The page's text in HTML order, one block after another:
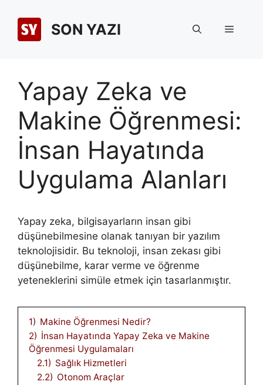
SON YAZI Menü
Yapay Zeka ve
Makine Öğrenmesi:
İnsan Hayatında
Uygulama Alanları
Yapay zeka, bilgisayarların insan gibi
düşünebilmesine olanak tanıyan bir yazılım
teknolojisidir. Bu teknoloji, insan zekası gibi
düşünebilme, karar verme ve öğrenme
yeteneklerini simüle etmek için tasarlanmıştır.
1) Makine Öğrenmesi Nedir?
2) İnsan Hayatında Yapay Zeka ve Makine
Öğrenmesi Uygulamaları
2.1) Sağlık Hizmetleri
2.2) Otonom Araçlar